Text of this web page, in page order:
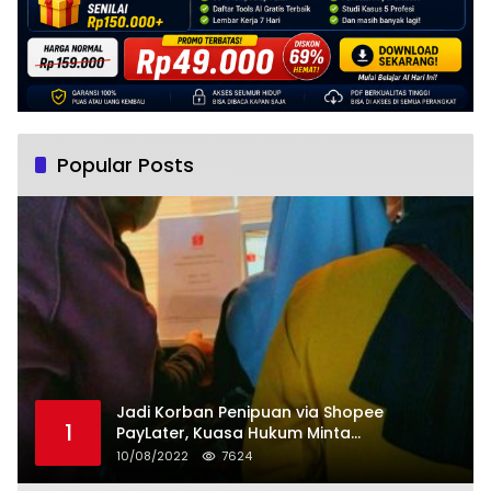
Popular Posts
1
Jadi Korban Penipuan via Shopee
PayLater, Kuasa Hukum Minta
Penangguhan Tagihan dan Hapus Bunga
10/08/2022 7624